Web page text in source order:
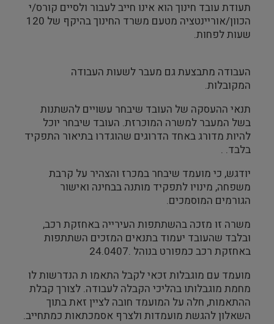
תעודת עובד חינוך הוא אינו חייב לעבור ולסיים קורס/י
הכוון/אוריינטציה מטעם משרד החינוך בהיקף של 120
שעות לפחות.
העבודה מתבצעת גם מעבר לשעות העבודה
המקובלות.
תנאי ההעסקה של העובד שיבחר עשויים להשתנות
בשל המעבר למשרה המוכרזת. העובד שיבחר יוכל
להיות מדורג באחד הדרוגים שהוגדרו בתיאור התפקיד
בלבד. .
יודגש, כי מועמד שיבחר במכרז והצהיר על קרבת
משפחה, מינויו לתפקיד מותנה בבחינה ואישור
הגורמים המוסמכים.
משרה זו מזכה בהשתתפות העירייה באחזקת רכב,
ובלבד שהעובד יעמוד בתנאים המזכים השתתפות
באחזקת רכב כמפורט בנוהל .24.0407
מועמד עם מוגבלות זכאי לקבל התאמו ת הנדרשות לו
מחמת מוגבלותו בהליכי הקבלה לעבודה. לצורך קבלת
ההתאמות, חלה על המועמד חובה לציין זאת בתוך
השאלון להגשת מועמדות ולצרף אסמכתאות כמתחייב.